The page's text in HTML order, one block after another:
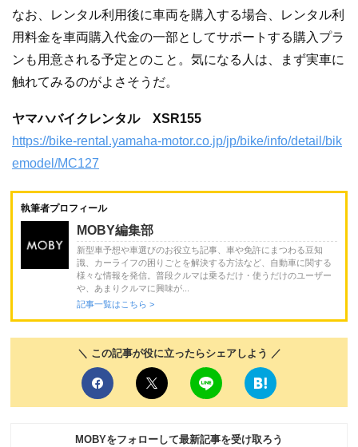
なお、レンタル利用後に車両を購入する場合、レンタル利
用料金を車両購入代金の一部としてサポートする購入プラ
ンも用意される予定とのこと。気になる人は、まず実車に
触れてみるのがよさそうだ。
ヤマハバイクレンタル
XSR155
https://bike-rental.yamaha-motor.co.jp/jp/bike/info/detail/bik
emodel/MC127
執筆者プロフィール
MOBY編集部
新型車予想や車選びのお役立ち記事、車や免許にまつわる豆知
識、カーライフの困りごとを解決する方法など、自動車に関する
様々な情報を発信。普段クルマは乗るだけ・使うだけのユーザー
や、あまりクルマに興味が...
記事一覧はこちら >
＼ この記事が役に立ったらシェアしよう ／
MOBYをフォローして最新記事を受け取ろう